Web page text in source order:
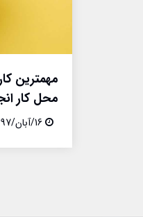
مهمترین
محل کار